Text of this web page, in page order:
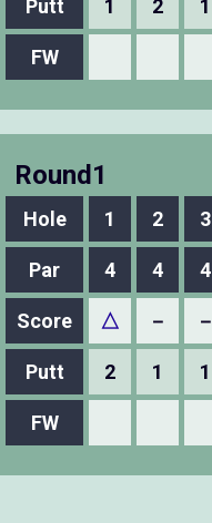
Putt 1 2 1
FW
Round1
Hole 1 2 3
Par 4 4 4
Score △ － －
Putt 2 1 1
FW